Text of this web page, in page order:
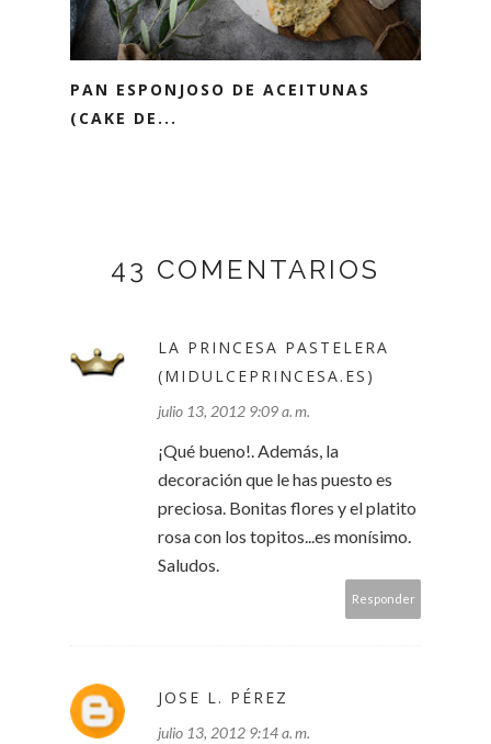
PAN ESPONJOSO DE ACEITUNAS
(CAKE DE...
43 COMENTARIOS
LA PRINCESA PASTELERA
(MIDULCEPRINCESA.ES)
julio 13, 2012 9:09 a. m.
¡Qué bueno!. Además, la
decoración que le has puesto es
preciosa. Bonitas flores y el platito
rosa con los topitos...es monísimo.
Saludos.
Responder
JOSE L. PÉREZ
julio 13, 2012 9:14 a. m.